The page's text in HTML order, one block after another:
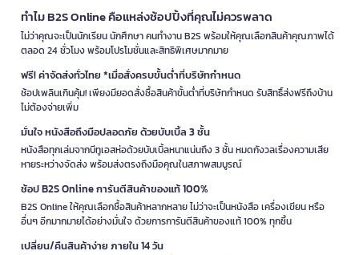
ทำไม B2S Online คือแหล่งช้อปปิ้งที่คุณไม่ควรพลาด
ไม่ว่าคุณจะเป็นนักเรียน นักศึกษา คนทำงาน B2S พร้อมให้คุณเลือกสินค้าคุณภาพได้
ตลอด 24 ชั่วโมง พร้อมโปรโมชั่นและสิทธิพิเศษมากมาย
ฟรี! ค่าจัดส่งทั่วไทย *เมื่อสั่งครบขั้นต่ำที่บริษัทกำหนด
ช้อปเพลินเกินคุ้ม! เพียงมียอดสั่งซื้อสินค้าขั้นต่ำที่บริษัทกำหนด รับสิทธิ์ส่งฟรีถึงบ้าน
ไม่ต้องจ่ายเพิ่ม
มั่นใจ หนังสือถึงมือปลอดภัย ด้วยบับเบิ้ล 3 ชั้น
หนังสือทุกเล่มจากบีทูเอสห่อด้วยบับเบิ้ลหนาแน่นถึง 3 ชั้น หมดกังวลเรื่องความเสีย
หายระหว่างจัดส่ง พร้อมส่งตรงถึงมือคุณในสภาพสมบูรณ์
ช้อป B2S Online การันตีสินค้าของแท้ 100%
B2S Online ให้คุณเลือกซื้อสินค้าหลากหลาย ไม่ว่าจะเป็นหนังสือ เครื่องเขียน หรือ
อื่นๆ อีกมากมายได้อย่างมั่นใจ ด้วยการการันตีสินค้าของแท้ 100% ทุกชิ้น
เปลี่ยน/คืนสินค้าง่าย ภายใน 14 วัน